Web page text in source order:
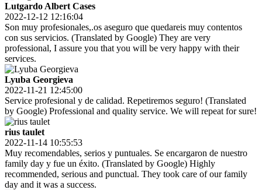
Lutgardo Albert Cases
2022-12-12 12:16:04
Son muy profesionales,.os aseguro que quedareis muy contentos
con sus servicios. (Translated by Google) They are very
professional, I assure you that you will be very happy with their
services.
Lyuba Georgieva
2022-11-21 12:45:00
Service profesional y de calidad. Repetiremos seguro! (Translated
by Google) Professional and quality service. We will repeat for sure!
rius taulet
2022-11-14 10:55:53
Muy recomendables, serios y puntuales. Se encargaron de nuestro
family day y fue un éxito. (Translated by Google) Highly
recommended, serious and punctual. They took care of our family
day and it was a success.